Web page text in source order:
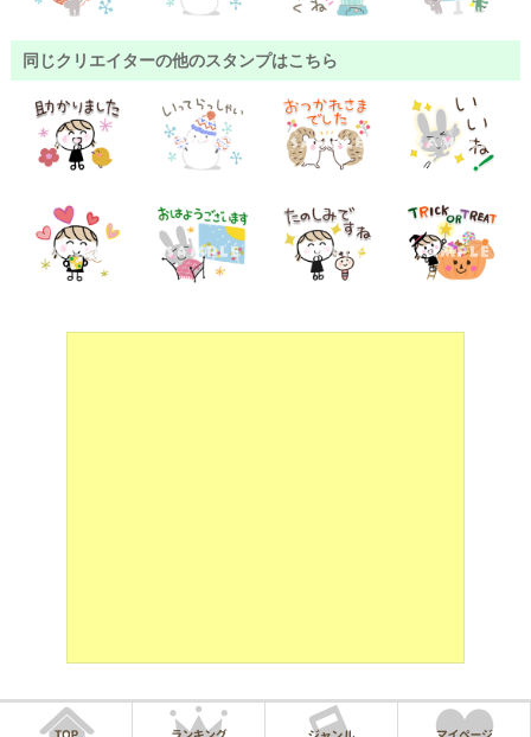
同じクリエイターの他のスタンプはこちら